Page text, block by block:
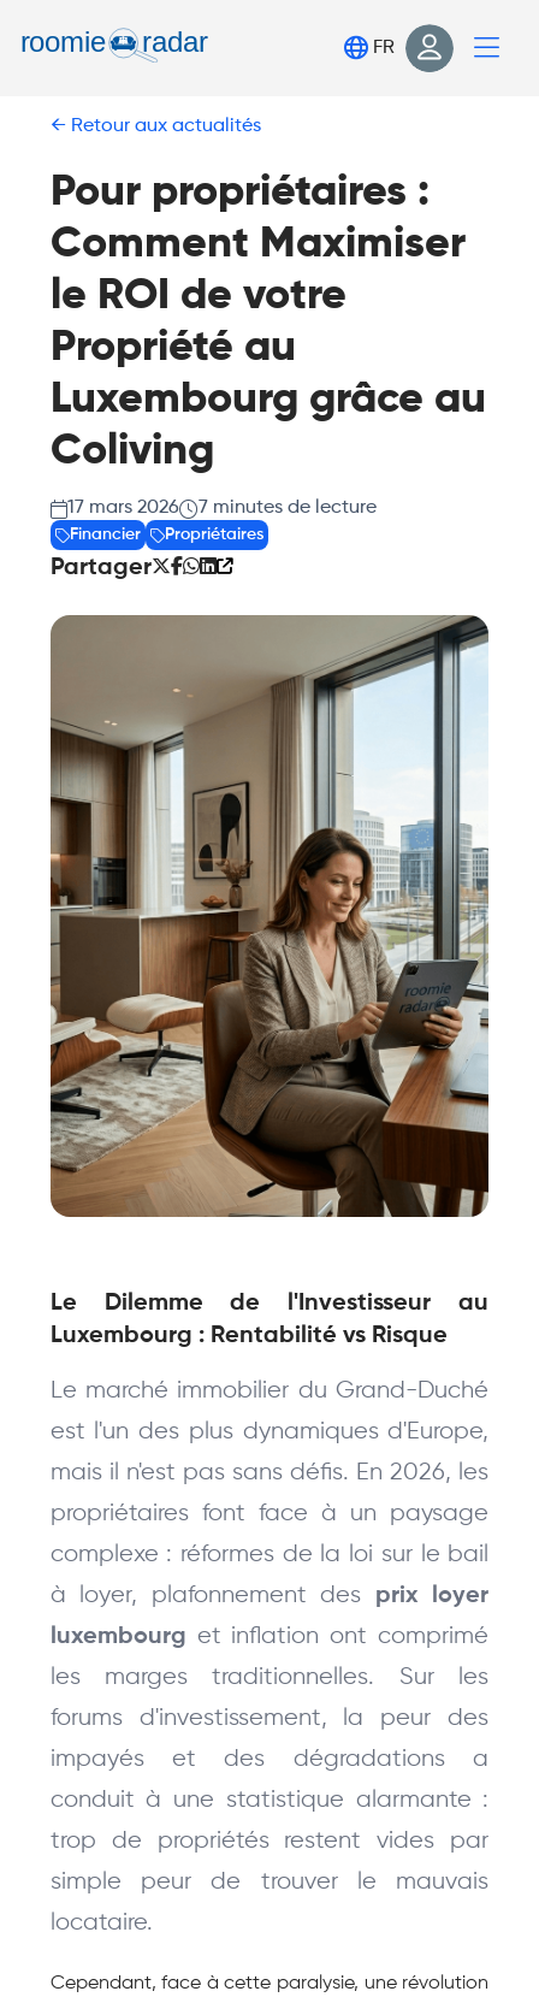
Connexion
S'inscrire
FR
Retour aux actualités
Pour propriétaires :
Comment Maximiser
le ROI de votre
Propriété au
Luxembourg grâce au
Coliving
17 mars 2026 7 minutes de lecture
Financier Propriétaires
Partager
Le Dilemme de l'Investisseur au
Luxembourg : Rentabilité vs Risque
Le marché immobilier du Grand-Duché
est l'un des plus dynamiques d'Europe,
mais il n'est pas sans défis. En 2026, les
propriétaires font face à un paysage
complexe : réformes de la loi sur le bail
à loyer, plafonnement des prix loyer
luxembourg et inflation ont comprimé
les marges traditionnelles. Sur les
forums d'investissement, la peur des
impayés et des dégradations a
conduit à une statistique alarmante :
trop de propriétés restent vides par
simple peur de trouver le mauvais
locataire.
Cependant, face à cette paralysie, une révolution